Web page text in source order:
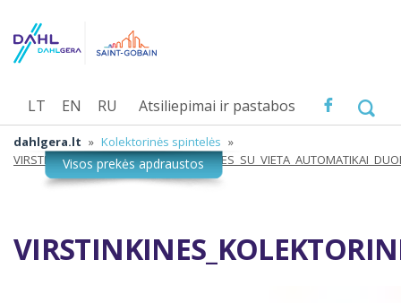
Atsiliepimai ir pastabos
LT EN RU
dahlgera.lt » Kolektorinės spintelės »